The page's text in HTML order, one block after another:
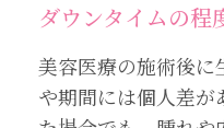
ダウンタイムの程
美容医療の施術後に
や期間には個人差が